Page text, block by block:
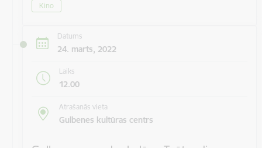
Kino
Datums
24. marts, 2022
Laiks
12.00
Atrašanās vieta
Gulbenes kultūras centrs